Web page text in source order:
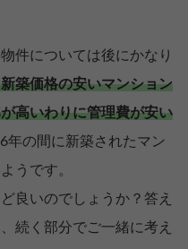
件については後にかなり
築価格の安いマンション
高いわりに管理費が安い
年の間に新築されたマン
うです。
良いのでしょうか？答え
続く部分でご一緒に考え